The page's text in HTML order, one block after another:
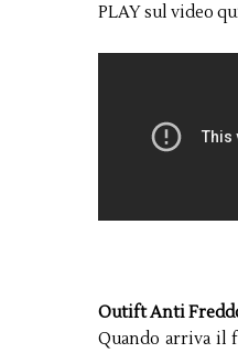
PLAY sul video
Outift Anti
Quando arriva il